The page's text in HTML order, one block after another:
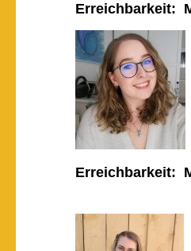
Erreichbarkeit:
Erreichbarkeit: